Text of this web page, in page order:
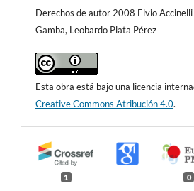
Derechos de autor 2008 Elvio Accinelli
Gamba, Leobardo Plata Pérez
Esta obra está bajo una licencia
Creative Commons Atribución 4.0.
1 0